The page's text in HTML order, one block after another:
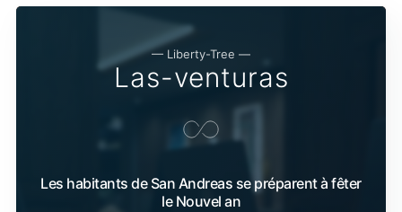
— Liberty-Tree —
Las-venturas
Les habitants de San Andreas se préparent à fêter
le Nouvel an